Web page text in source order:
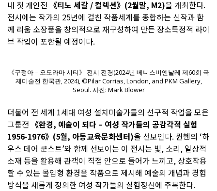
내 첫 개인전 《티노 세갈 / 컬렉션》(2월말, M2)을 개최한다.
전시에는 작가의 25년에 걸친 작품세계를 종합하는 신작과 함
께 리움 소장품을 창의적으로 재구성하여 만든 장소특정적 라이
브 작업이 포함될 예정이다.
《구정아 – 오도라마 시티》 전시 전경(2024년 베니스비엔날레 제60회 국
제미술전 한국관, 2024), ©Pilar Corrias, London, and PKM Gallery,
Seoul. 사진: Mark Blower
더불어 전 세계 1세대 여성 설치미술가들의 선구적 작업을 모은
그룹전 《환경, 예술이 되다 – 여성 작가들의 공감각적 실험
1956-1976》(5월, 아동교육문화센터)을 선보인다. 뮌헨의 ‘하
우스 데어 쿤스트’와 함께 선보이는 이 전시는 빛, 소리, 일상적
소재 등을 활용해 관객이 직접 안으로 들어가 느끼고, 상호작용
할 수 있는 몰입형 환경을 작품으로 제시해 예술의 개념과 경험
방식을 새롭게 정의한 여성 작가들의 실험정신에 주목한다.